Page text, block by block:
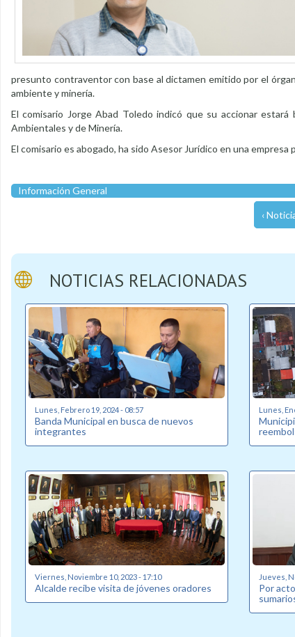
presunto contraventor con base al dictamen emitido por el
ambiente y minería.
El comisario Jorge Abad Toledo indicó que su accionar
Ambientales y de Minería.
El comisario es abogado, ha sido Asesor Jurídico en una empresa
Información General
‹
NOTICIAS RELACIONADAS
Lunes, Febrero 19, 2024 - 08:57
Banda Municipal en busca de nuevos
integrantes
Lunes,
Viernes, Noviembre 10, 2023 - 17:10
Alcalde recibe visita de jóvenes oradores
Jueves,
Por